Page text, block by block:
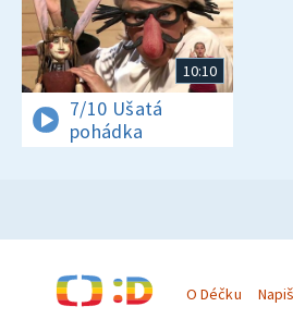
10:10
7/10 Ušatá
pohádka
O Déčku